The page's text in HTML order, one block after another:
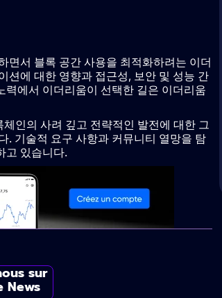
면서 블록 공간 사용을 최적화하려는 이더
션에 대한 영향과 접근성, 보안 및 성능 간
에서 이더리움이 선택한 길은 이더리움
인의 사려 깊고 전략적인 발전에 대한 그
. 기술적 요구 사항과 커뮤니티 열망을 탐
고 있습니다.
sur
News